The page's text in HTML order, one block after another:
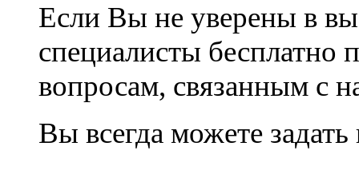
Если Вы не уверены в
специалисты
вопросам, связанным с
Вы всегда можете